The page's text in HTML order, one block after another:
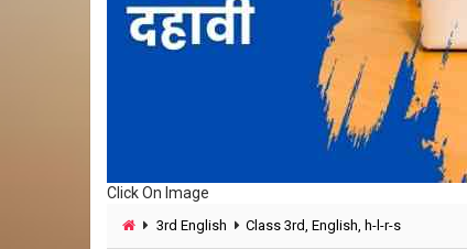
Click On Image
3rd English Class 3rd, English, h-l-r-s